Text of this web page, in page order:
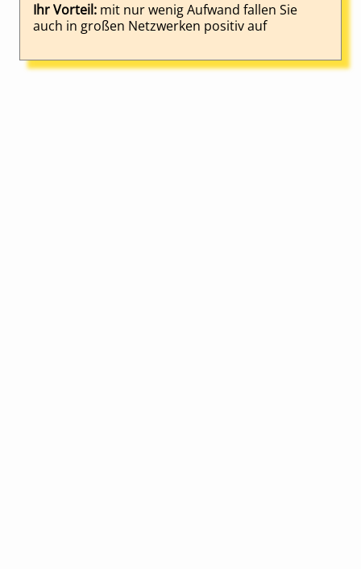
Ihr Vorteil: mit nur wenig Aufwand fallen Sie
auch in großen Netzwerken positiv auf